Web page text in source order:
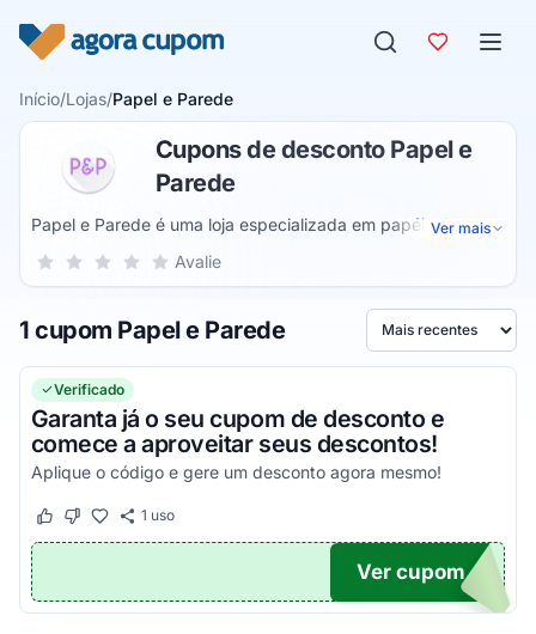
Início/Lojas/Papel e Parede
Cupons de desconto Papel e
Parede
Papel e Parede é uma loja especializada em papéis de
parede e azulejos adesivos para decoração de ambientes.
uma ampla gama de tipos de estampas de papéis de
Ver mais
Sua nota para Papel e Parede, de 1 a 5 estrelas
5 estrelas
4 estrelas
3 estrelas
2 estrelas
1 estrela Avalie
1 cupom Papel e Parede Ordenar por
Verificado
Garanta já o seu cupom de desconto e
comece a aproveitar seus descontos!
Aplique o código e gere um desconto agora mesmo!
Este cupom funcionou
Este cupom não funcionou
1 uso
TICO
Ver cupom